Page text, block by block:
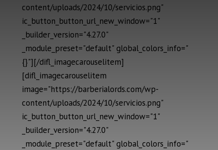
content/uploads/2024/10/servicios.png"
ic_button_button_url_new_window="1"
_builder_version="4.27.0"
_module_preset="default" global_colors_info="
{}"][/difl_imagecarouselitem]
[difl_imagecarouselitem
image="https://barberialords.com/wp-
content/uploads/2024/10/servicios.png"
ic_button_button_url_new_window="1"
_builder_version="4.27.0"
_module_preset="default" global_colors_info="